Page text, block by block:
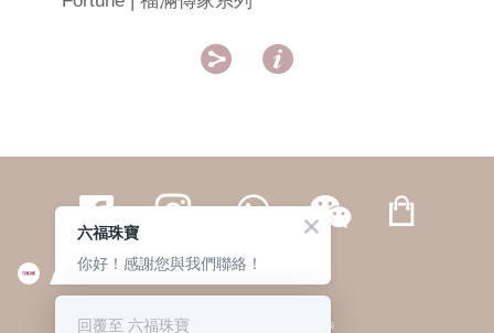
 
繁體 | 簡体
© 六福集團 版權所有 不得轉載 私隱政策
六福珠寶
你好！感謝您與我們聯絡！
回覆至 六福珠寶